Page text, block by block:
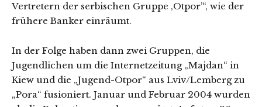
Vertretern der serbischen Gruppe ‚Otpor’“, wie der
frühere Banker einräumt.
In der Folge haben dann zwei Gruppen, die
Jugendlichen um die Internetzeitung „Majdan“ in
Kiew und die „Jugend-Otpor“ aus Lviv/Lemberg zu
„Pora“ fusioniert. Januar und Februar 2004 wurden